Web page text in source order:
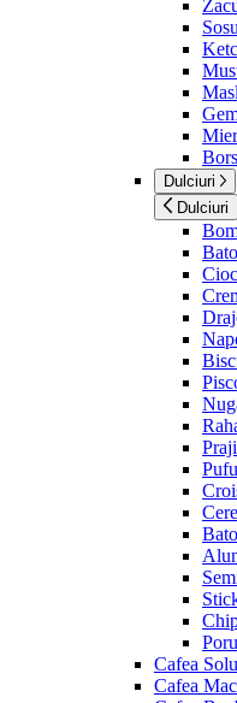
Bors
Dulciuri
Dulciuri
Cafea
Cafea